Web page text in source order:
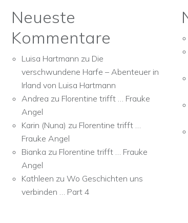
Neueste
Kommentare
Luisa Hartmann zu Die
verschwundene Harfe – Abenteuer in
Irland von Luisa Hartmann
Andrea zu Florentine trifft … Frauke
Angel
Karin (Nuna) zu Florentine trifft …
Frauke Angel
Bianka zu Florentine trifft … Frauke
Angel
Kathleen zu Wo Geschichten uns
verbinden … Part 4